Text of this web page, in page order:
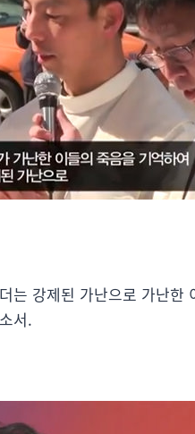
는 강제된 가난으로 가난한
서.